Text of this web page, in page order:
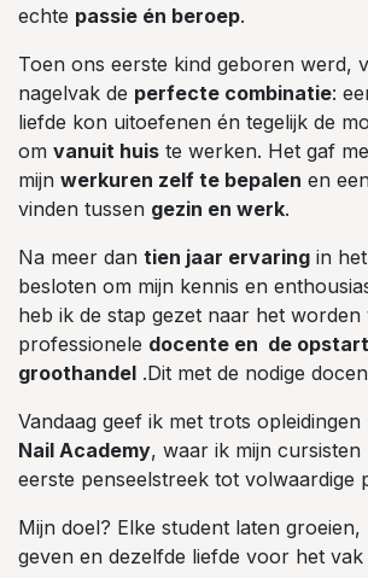
echte passie én beroep.
Toen ons eerste kind geboren werd,
nagelvak de perfecte combinatie:
liefde kon uitoefenen én tegelijk de
om vanuit huis te werken. Het gaf
mijn werkuren zelf te bepalen en
vinden tussen gezin en werk.
Na meer dan tien jaar ervaring in
besloten om mijn kennis en
heb ik de stap gezet naar het worden
professionele docente en de
groothandel .Dit met de nodige
Vandaag geef ik met trots opleidingen
Nail Academy, waar ik mijn cursisten
eerste penseelstreek tot volwaardige
Mijn doel? Elke student laten
geven en dezelfde liefde voor het